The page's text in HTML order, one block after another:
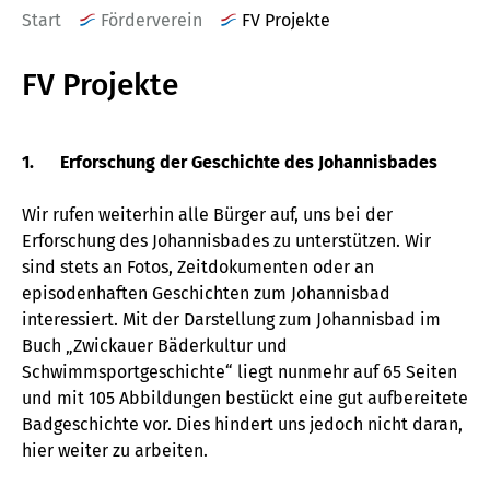
Start Förderverein FV Projekte
FV Projekte
1. Erforschung der Geschichte des Johannisbades
Wir rufen weiterhin alle Bürger auf, uns bei der
Erforschung des Johannisbades zu unterstützen. Wir
sind stets an Fotos, Zeitdokumenten oder an
episodenhaften Geschichten zum Johannisbad
interessiert. Mit der Darstellung zum Johannisbad im
Buch „Zwickauer Bäderkultur und
Schwimmsportgeschichte“ liegt nunmehr auf 65 Seiten
und mit 105 Abbildungen bestückt eine gut aufbereitete
Badgeschichte vor. Dies hindert uns jedoch nicht daran,
hier weiter zu arbeiten.